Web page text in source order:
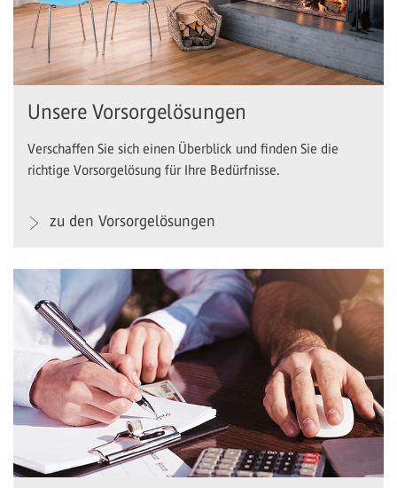
Unsere Vorsorgelösungen
Verschaffen Sie sich einen Überblick und finden Sie die
richtige Vorsorgelösung für Ihre Bedürfnisse.
zu den Vorsorgelösungen